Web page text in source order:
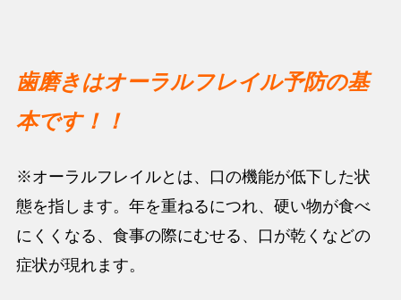
歯磨きはオーラルフレイル予防の基
本です！！
※オーラルフレイルとは、口の機能が低下した状
態を指します。 年を重ねるにつれ、硬い物が食べ
にくくなる、食事の際にむせる、口が乾くなどの
症状が現れます。